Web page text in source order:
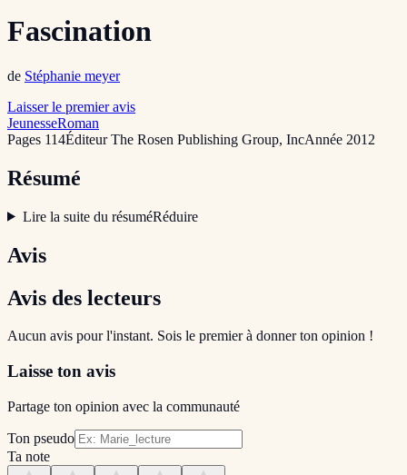
Fascination
de Stéphanie meyer
Laisser le premier avis
JeunesseRoman
Pages 114ÉditeurThe Rosen Publishing Group, IncAnnée 2012
Résumé
Lire la suite du résuméRéduire
Avis
Avis des lecteurs
Aucun avis pour l'instant. Sois le premier à donner ton opinion !
Laisse ton avis
Partage ton opinion avec la communauté
Ton pseudo
Ta note